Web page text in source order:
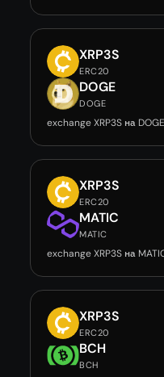
XRP3S
ERC20
DOGE
DOGE
exchange XRP3S на
XRP3S
ERC20
MATIC
MATIC
exchange XRP3S на
XRP3S
ERC20
BCH
BCH